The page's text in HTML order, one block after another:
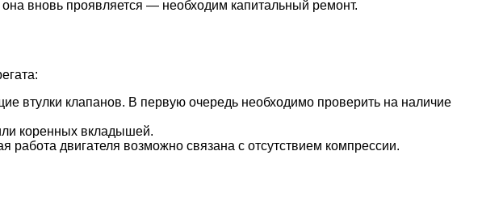
она вновь проявляется — необходим капитальный ремонт.
клапанов. В первую очередь необходимо проверить на наличие
коренных вкладышей.
двигателя возможно связана с отсутствием компрессии.